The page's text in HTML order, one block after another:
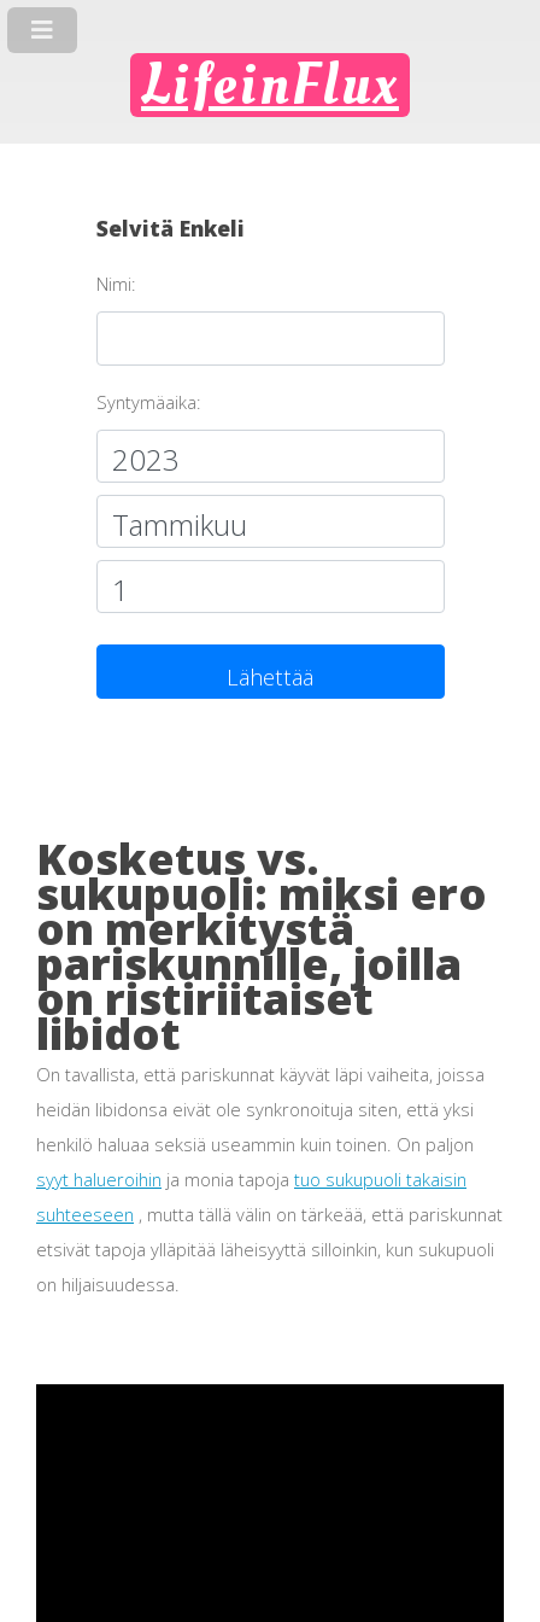
LifeinFlux
Selvitä Enkeli
Nimi:
Syntymäaika:
Lähettää
Kosketus vs.
sukupuoli: miksi ero
on merkitystä
pariskunnille, joilla
on ristiriitaiset
libidot
On tavallista, että pariskunnat käyvät läpi vaiheita, joissa
heidän libidonsa eivät ole synkronoituja siten, että yksi
henkilö haluaa seksiä useammin kuin toinen. On paljon
syyt halueroihin ja monia tapoja tuo sukupuoli takaisin
suhteeseen , mutta tällä välin on tärkeää, että pariskunnat
etsivät tapoja ylläpitää läheisyyttä silloinkin, kun sukupuoli
on hiljaisuudessa.